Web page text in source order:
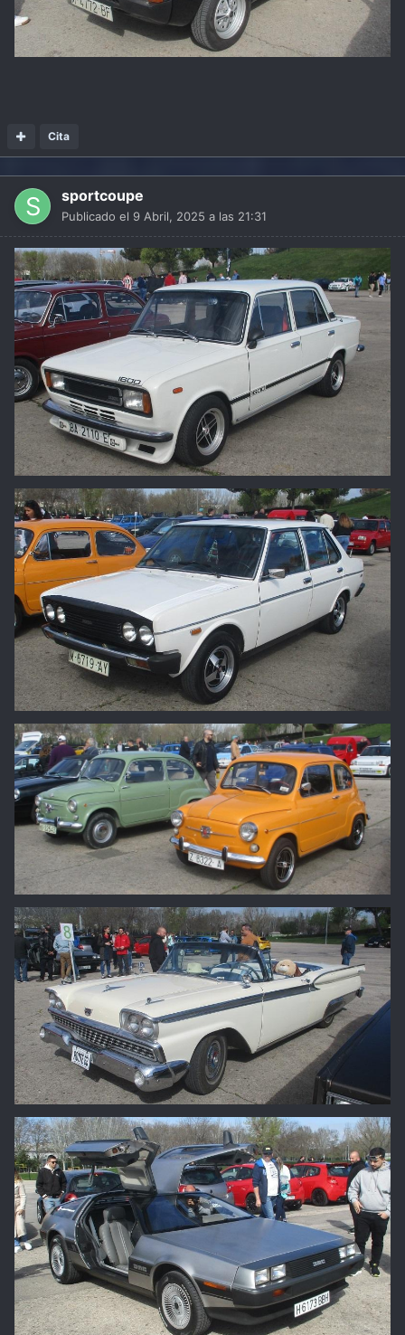
Cita
sportcoupe
Publicado el 9 Abril, 2025 a las 21:31